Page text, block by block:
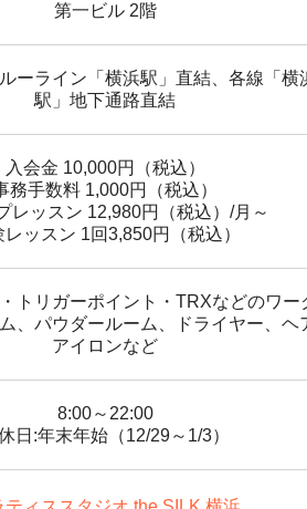
第一ビル 2階
ーライン「横浜駅」直結、各線「横
駅」地下通路直結
入会金 10,000円（税込）
務手数料 1,000円（税込）
レッスン 12,980円（税込）/月～
レッスン 1回3,850円（税込）
トリガーポイント・TRXなどのワー
、パウダールーム、ドライヤー、ヘ
アイロンなど
8:00～22:00
日:年末年始（12/29～1/3）